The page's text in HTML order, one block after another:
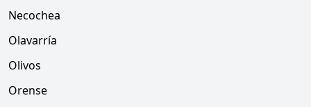
Necochea
Olavarría
Olivos
Orense